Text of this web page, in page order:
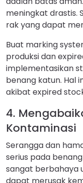
meningkat drastis.
rak yang dapat
Buat marking
produksi dan
implementasikan
benang katun. Hal
akibat expired
4.
Kontaminasi
Serangga dan
serius pada
sangat berbahaya